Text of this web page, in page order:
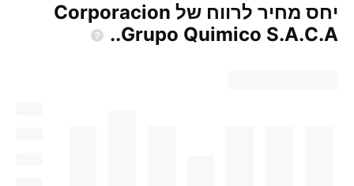
יחס מחיר לרווח של Corporacion
Grupo Quimico S.A.C.A..